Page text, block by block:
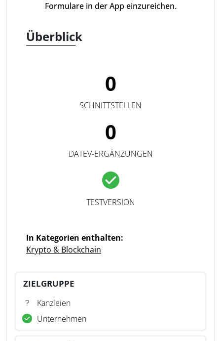
Formulare in der App einzureichen.
Überblick
0
SCHNITTSTELLEN
0
DATEV-ERGÄNZUNGEN
TESTVERSION
In Kategorien enthalten:
Krypto & Blockchain
ZIELGRUPPE
Kanzleien
Unternehmen